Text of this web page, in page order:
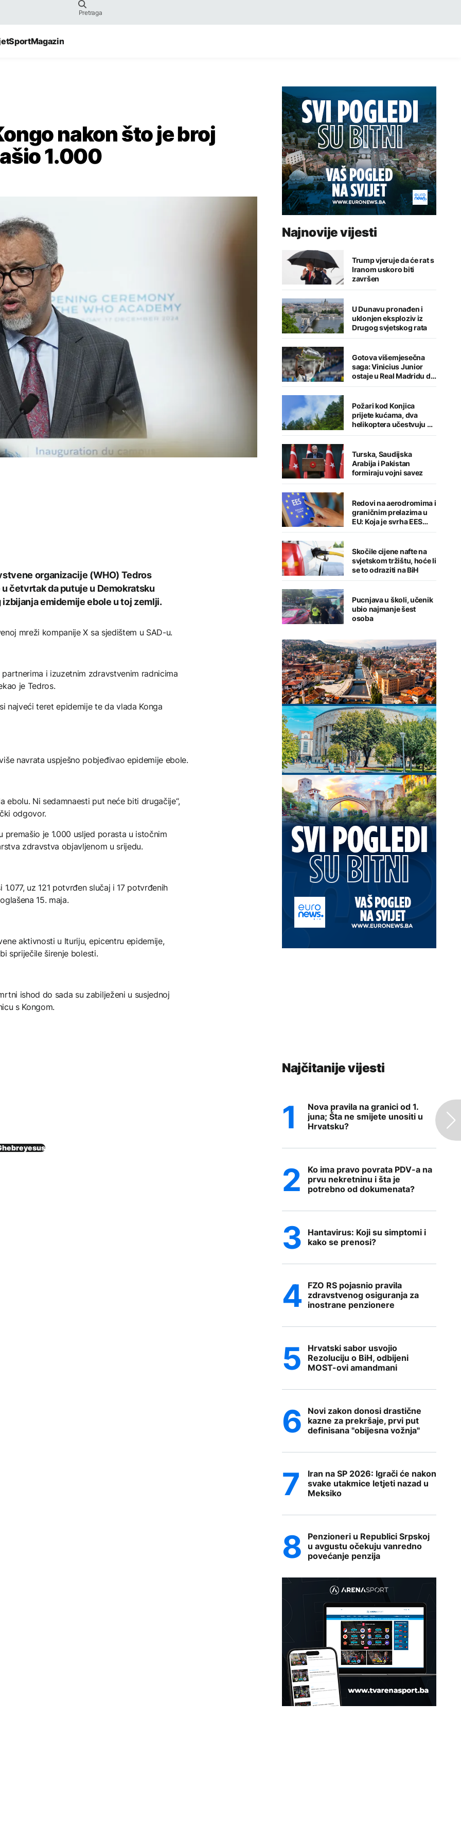
SportMagazin
nakon što je broj
1.000
organizacije (WHO) Tedros
četvrtak da putuje u Demokratsku
emidemije ebole u toj zemlji.
mreži kompanije X sa sjedištem u SAD-u.
i izuzetnim zdravstvenim radnicima
je Tedros.
najveći teret epidemije te da vlada Konga
navrata uspješno pobjeđivao epidemije ebole.
ebolu. Ni sedamnaesti put neće biti drugačije“,
odgovor.
premašio je 1.000 usljed porasta u istočnim
zdravstva objavljenom u srijedu.
uz 121 potvrđen slučaj i 17 potvrđenih
15. maja.
aktivnosti u Ituriju, epicentru epidemije,
spriječile širenje bolesti.
ishod do sada su zabilježeni u susjednoj
s Kongom.
Najnovije vijesti
Trump vjeruje da će rat s
Iranom uskoro biti
završen
U Dunavu pronađen i
uklonjen eksploziv iz
Drugog svjetskog rata
Gotova višemjesečna
saga: Vinicius Junior
ostaje u Real Madridu do
2032. godine
Požari kod Konjica
prijete kućama, dva
helikoptera učestvuju u
gašenju
Turska, Saudijska
Arabija i Pakistan
formiraju vojni savez
Redovi na aerodromima i
graničnim prelazima u
EU: Koja je svrha EES
sistema ako se isključuje
Skočile cijene nafte na
svjetskom tržištu, hoće li
se to odraziti na BiH
Pucnjava u školi, učenik
ubio najmanje šest
osoba
Najčitanije vijesti
Nova pravila na granici od 1.
juna; Šta ne smijete unositi u
Hrvatsku?
Ko ima pravo povrata PDV-a na
prvu nekretninu i šta je
potrebno od dokumenata?
Hantavirus: Koji su simptomi i
kako se prenosi?
FZO RS pojasnio pravila
zdravstvenog osiguranja za
inostrane penzionere
Hrvatski sabor usvojio
Rezoluciju o BiH, odbijeni
MOST-ovi amandmani
Novi zakon donosi drastične
kazne za prekršaje, prvi put
definisana "obijesna vožnja"
Iran na SP 2026: Igrači će nakon
svake utakmice letjeti nazad u
Meksiko
Penzioneri u Republici Srpskoj
u avgustu očekuju vanredno
povećanje penzija